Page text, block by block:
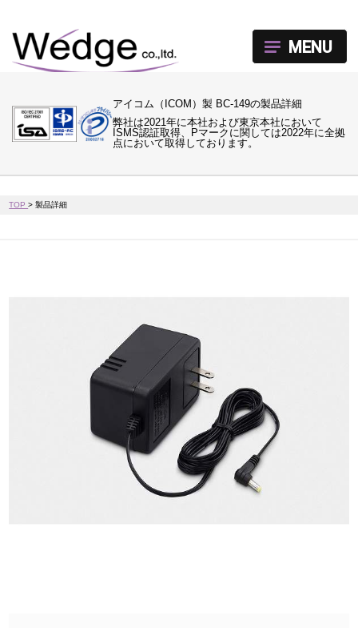
アイコム（ICOM）製 BC-149の製品詳細
弊社は2021年に本社および東京本社において
ISMS認証取得、Pマークに関しては2022年に全拠
点において取得しております。
MENU
TOP>製品詳細